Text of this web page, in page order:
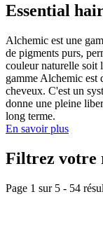
Essential
Alchemic est une
de pigments purs,
couleur naturelle soit
gamme Alchemic est
cheveux. C'est un
donne une pleine
long terme.
En savoir plus
Filtrez votre
Page 1 sur 5 - 54